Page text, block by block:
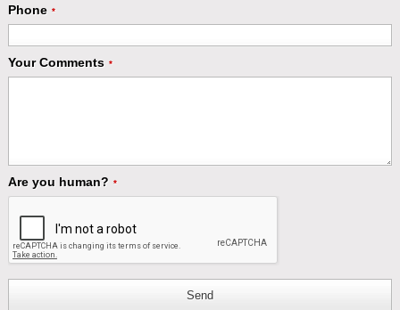
Phone *
Your Comments *
Are you human? *
Send